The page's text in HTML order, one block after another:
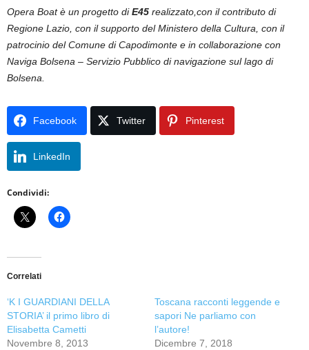
Opera Boat è un progetto diE45 realizzato, con il contributo di
Regione Lazio, con il supporto del Ministero della Cultura, con il
patrocinio del Comune di Capodimonte e in collaborazione con
Naviga Bolsena – Servizio Pubblico di navigazione sul lago di
Bolsena.
Facebook Twitter Pinterest
LinkedIn
Condividi:
Correlati
‘K I GUARDIANI DELLA
STORIA’ il primo libro di
Elisabetta Cametti
Novembre 8, 2013
Toscana racconti leggende e
sapori Ne parliamo con
l’autore!
Dicembre 7, 2018